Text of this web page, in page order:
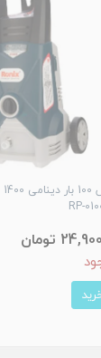
تومان